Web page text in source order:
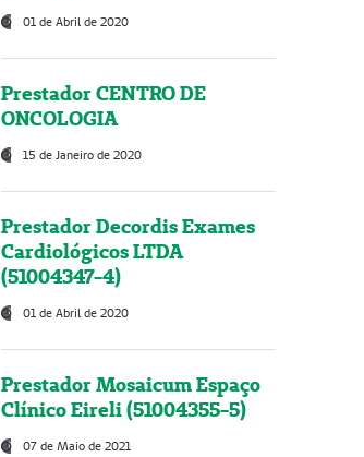
01 de Abril de 2020
Prestador CENTRO DE
ONCOLOGIA
15 de Janeiro de 2020
Prestador Decordis Exames
Cardiológicos LTDA
(51004347-4)
01 de Abril de 2020
Prestador Mosaicum Espaço
Clínico Eireli (51004355-5)
07 de Maio de 2021